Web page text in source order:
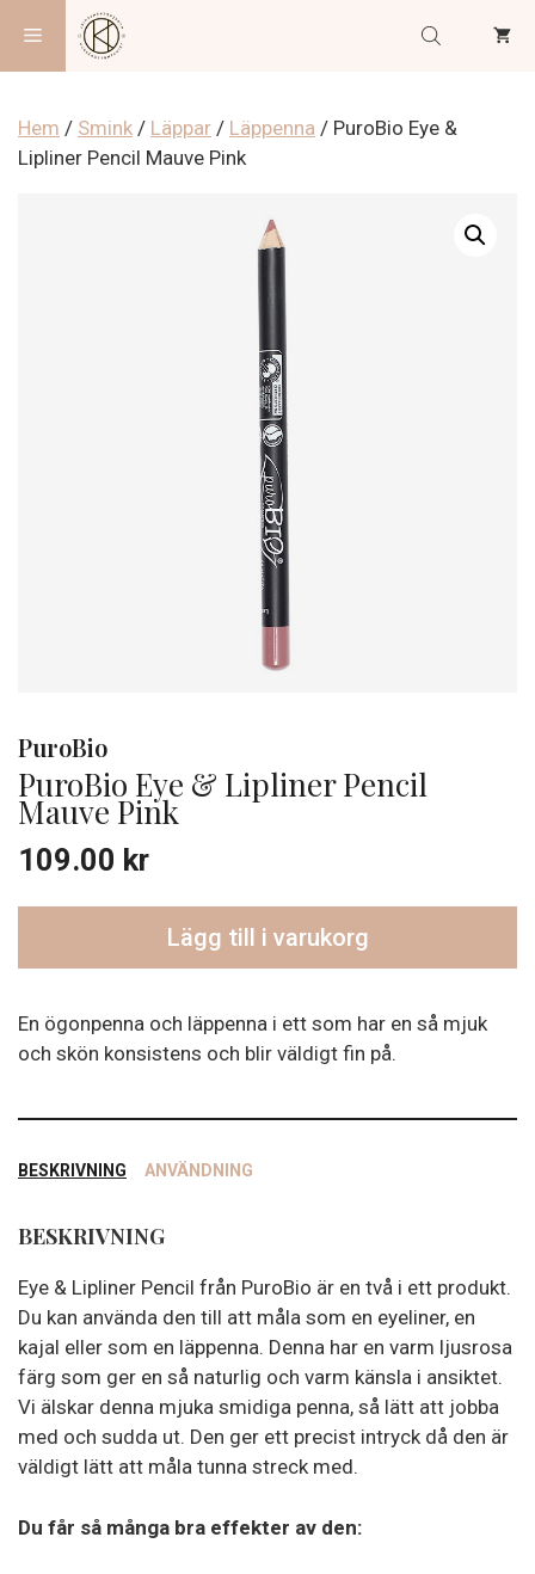
innehåll
Meny
Hem / Smink / Läppar / Läppenna / PuroBio Eye &
Lipliner Pencil Mauve Pink
PuroBio
PuroBio Eye & Lipliner Pencil
Mauve Pink
109.00 kr
Lägg till i varukorg
En ögonpenna och läppenna i ett som har en så mjuk
och skön konsistens och blir väldigt fin på.
BESKRIVNING ANVÄNDNING
BESKRIVNING
Eye & Lipliner Pencil från PuroBio är en två i ett produkt.
Du kan använda den till att måla som en eyeliner, en
kajal eller som en läppenna. Denna har en varm ljusrosa
färg som ger en så naturlig och varm känsla i ansiktet.
Vi älskar denna mjuka smidiga penna, så lätt att jobba
med och sudda ut. Den ger ett precist intryck då den är
väldigt lätt att måla tunna streck med.
Du får så många bra effekter av den: